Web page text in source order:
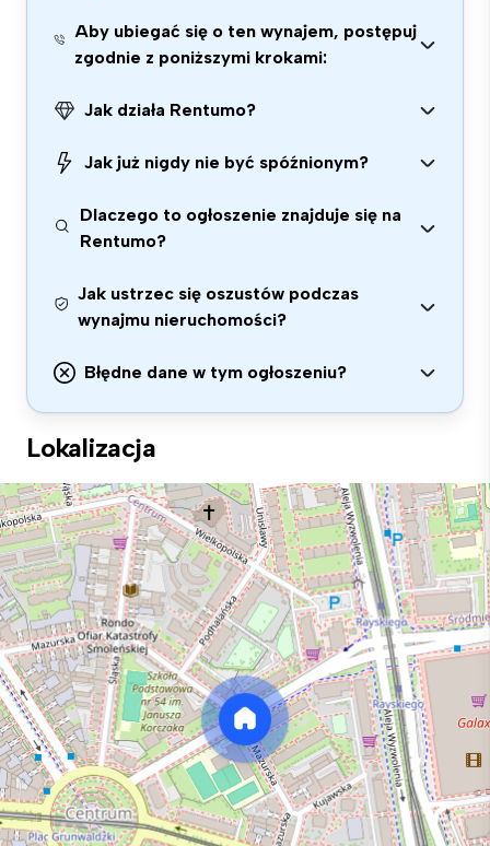
Aby ubiegać się o ten wynajem, postępuj
zgodnie z poniższymi krokami:
Jak działa Rentumo?
Jak już nigdy nie być spóźnionym?
Dlaczego to ogłoszenie znajduje się na
Rentumo?
Jak ustrzec się oszustów podczas
wynajmu nieruchomości?
Błędne dane w tym ogłoszeniu?
Lokalizacja